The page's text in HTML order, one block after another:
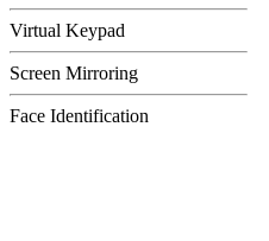
Virtual Keypad
Screen Mirroring
Face Identification